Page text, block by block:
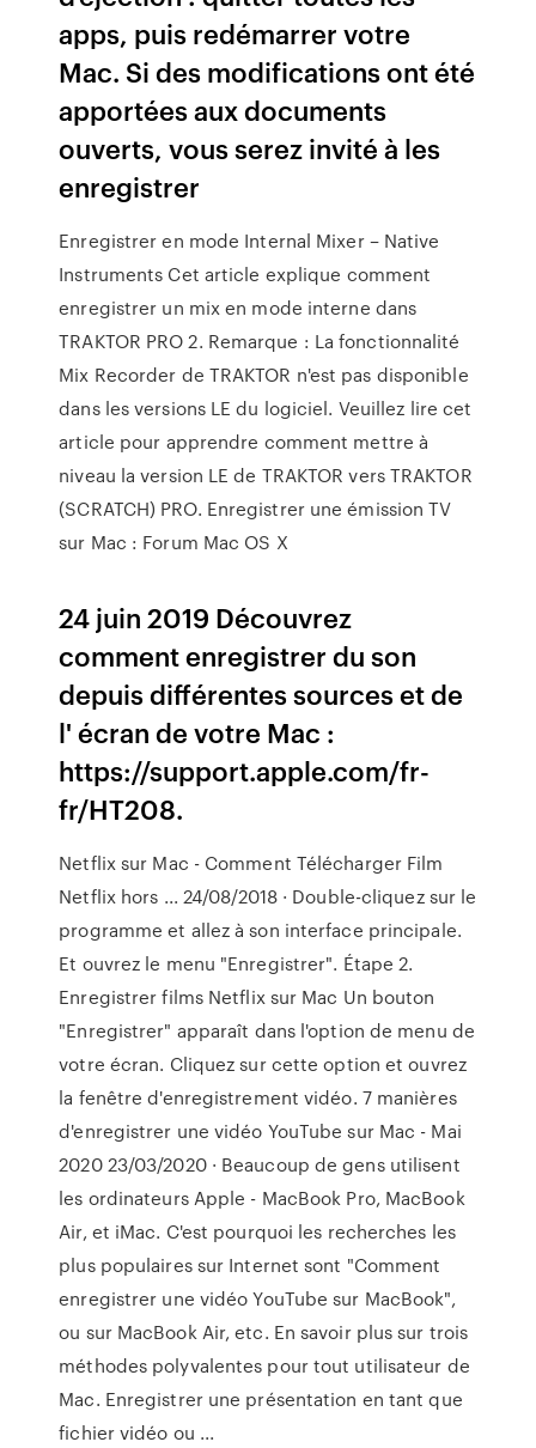
apps, puis redémarrer votre
Mac. Si des modifications ont été
apportées aux documents
ouverts, vous serez invité à les
enregistrer
Enregistrer en mode Internal Mixer – Native
Instruments Cet article explique comment
enregistrer un mix en mode interne dans
TRAKTOR PRO 2. Remarque : La fonctionnalité
Mix Recorder de TRAKTOR n'est pas disponible
dans les versions LE du logiciel. Veuillez lire cet
article pour apprendre comment mettre à
niveau la version LE de TRAKTOR vers TRAKTOR
(SCRATCH) PRO. Enregistrer une émission TV
sur Mac : Forum Mac OS X
24 juin 2019 Découvrez
comment enregistrer du son
depuis différentes sources et de
l' écran de votre Mac :
https://support.apple.com/fr-
fr/HT208.
Netflix sur Mac - Comment Télécharger Film
Netflix hors ... 24/08/2018 · Double-cliquez sur le
programme et allez à son interface principale.
Et ouvrez le menu "Enregistrer". Étape 2.
Enregistrer films Netflix sur Mac Un bouton
"Enregistrer" apparaît dans l'option de menu de
votre écran. Cliquez sur cette option et ouvrez
la fenêtre d'enregistrement vidéo. 7 manières
d'enregistrer une vidéo YouTube sur Mac - Mai
2020 23/03/2020 · Beaucoup de gens utilisent
les ordinateurs Apple - MacBook Pro, MacBook
Air, et iMac. C'est pourquoi les recherches les
plus populaires sur Internet sont "Comment
enregistrer une vidéo YouTube sur MacBook",
ou sur MacBook Air, etc. En savoir plus sur trois
méthodes polyvalentes pour tout utilisateur de
Mac. Enregistrer une présentation en tant que
fichier vidéo ou ...